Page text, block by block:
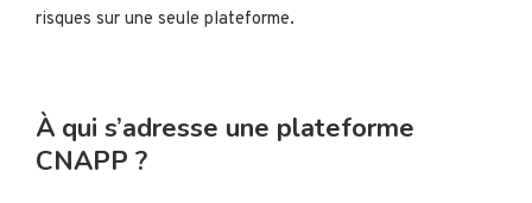
risques sur une seule plateforme.
À qui s’adresse une plateforme
CNAPP ?